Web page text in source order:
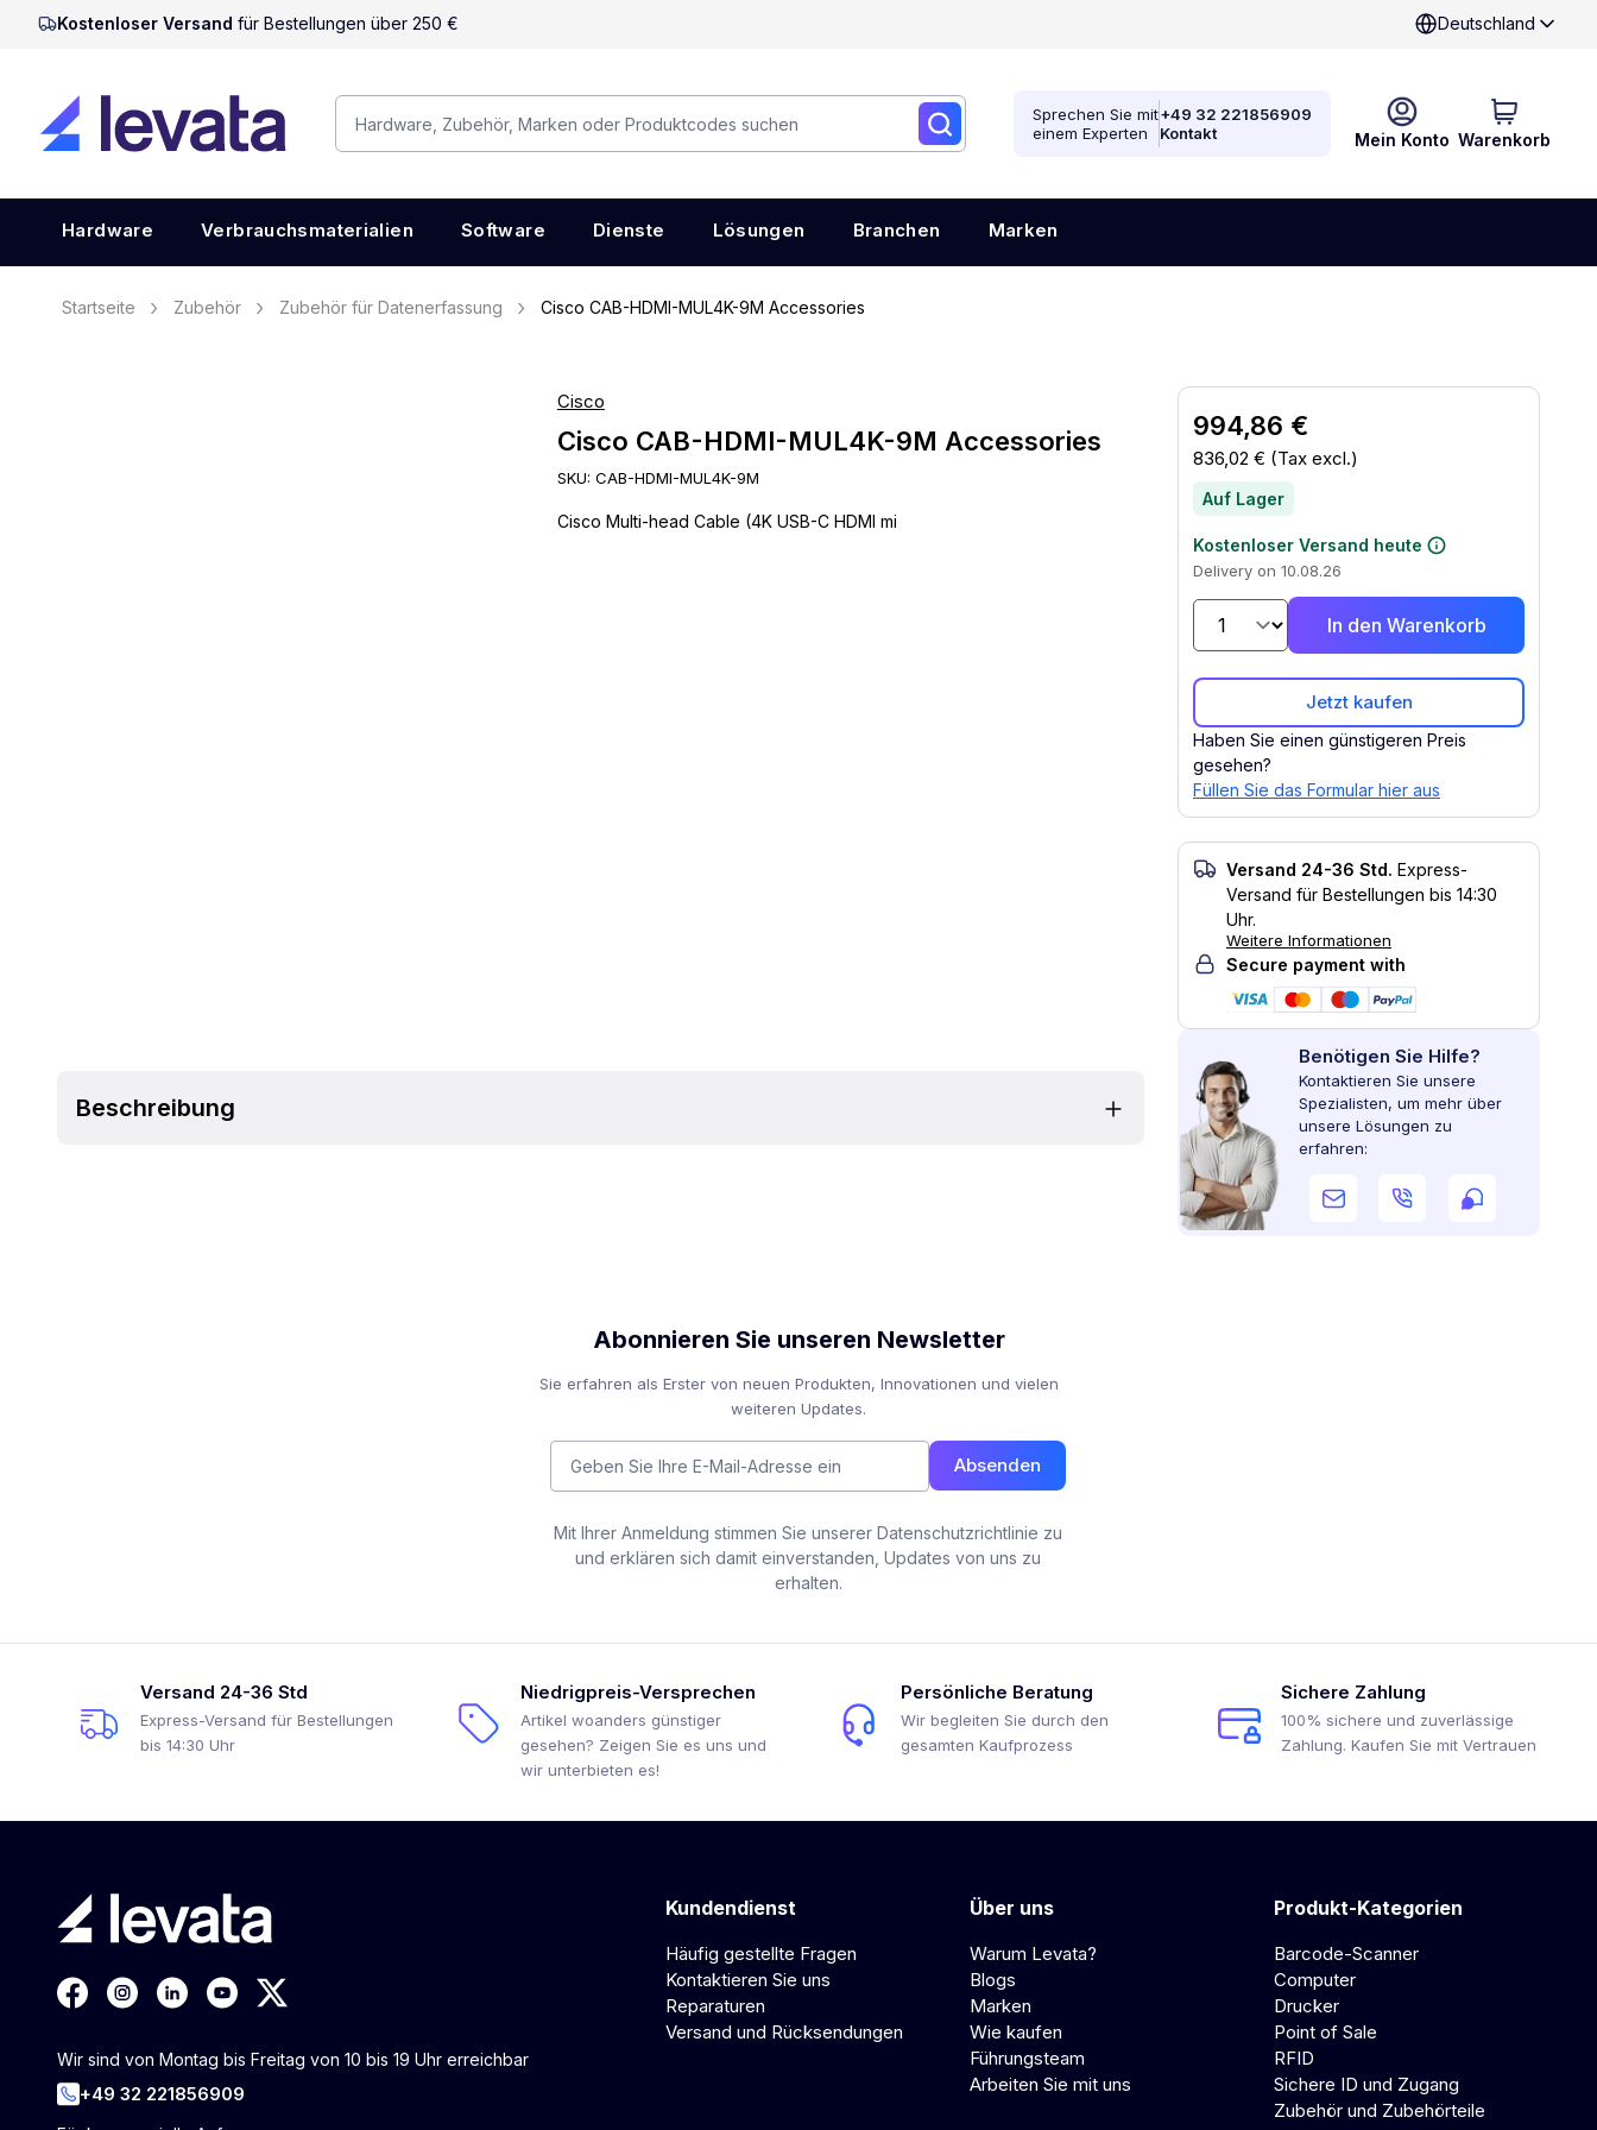
Kostenloser Versand für Bestellungen über 250 € Deutschland
Mein Konto Warenkorb
Sprechen Sie mit
einem Experten
+49 32 221856909
Kontakt
Hardware Verbrauchsmaterialien Software Dienste Lösungen Branchen Marken
Startseite Zubehör Zubehör für Datenerfassung Cisco CAB-HDMI-MUL4K-9M Accessories
Cisco
Cisco CAB-HDMI-MUL4K-9M Accessories
SKU: CAB-HDMI-MUL4K-9M
Cisco Multi-head Cable (4K USB-C HDMI mi
994,86 €
836,02 € (Tax excl.)
Auf Lager
Kostenloser Versand heute
Delivery on 10.08.26
In den Warenkorb
Jetzt kaufen
Haben Sie einen günstigeren Preis
gesehen?
Füllen Sie das Formular hier aus
Versand 24-36 Std. Express-
Versand für Bestellungen bis 14:30
Uhr.
Weitere Informationen
Secure payment with
Benötigen Sie Hilfe?
Kontaktieren Sie unsere
Spezialisten, um mehr über
unsere Lösungen zu
erfahren:
Beschreibung
Abonnieren Sie unseren Newsletter
Sie erfahren als Erster von neuen Produkten, Innovationen und vielen
weiteren Updates.
Absenden
Mit Ihrer Anmeldung stimmen Sie unserer Datenschutzrichtlinie zu
und erklären sich damit einverstanden, Updates von uns zu
erhalten.
Versand 24-36 Std
Express-Versand für Bestellungen
bis 14:30 Uhr
Niedrigpreis-Versprechen
Artikel woanders günstiger
gesehen? Zeigen Sie es uns und
wir unterbieten es!
Persönliche Beratung
Wir begleiten Sie durch den
gesamten Kaufprozess
Sichere Zahlung
100% sichere und zuverlässige
Zahlung. Kaufen Sie mit Vertrauen
Wir sind von Montag bis Freitag von 10 bis 19 Uhr erreichbar
+49 32 221856909
Kundendienst
Häufig gestellte Fragen
Kontaktieren Sie uns
Reparaturen
Versand und Rücksendungen
Über uns
Warum Levata?
Blogs
Marken
Wie kaufen
Führungsteam
Arbeiten Sie mit uns
Produkt-Kategorien
Barcode-Scanner
Computer
Drucker
Point of Sale
RFID
Sichere ID und Zugang
Zubehör und Zubehörteile